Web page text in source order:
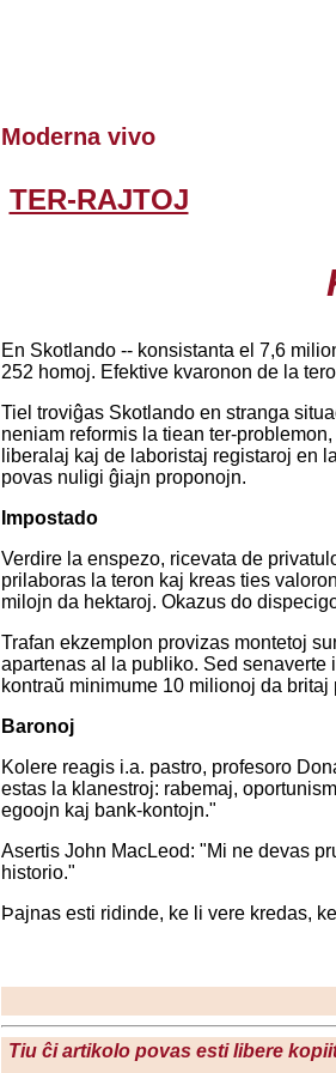
Moderna vivo
TER-RAJTOJ
En Skotlando -- konsistanta el 7,6
252 homoj. Efektive kvaronon de la
Tiel troviĝas Skotlando en stranga
neniam reformis la tiean ter-
liberalaj kaj de laboristaj registaroj en
povas nuligi ĝiajn proponojn.
Impostado
Verdire la enspezo, ricevata de
prilaboras la teron kaj kreas ties
milojn da hektaroj. Okazus do
Trafan ekzemplon provizas montetoj
apartenas al la publiko. Sed
kontraŭ minimume 10 milionoj da
Baronoj
Kolere reagis i.a. pastro, profesoro
estas la klanestroj: rabemaj,
egoojn kaj bank-kontojn."
Asertis John MacLeod: "Mi ne devas
historio."
Þajnas esti ridinde, ke li vere kredas,
Tiu ĉi artikolo povas esti libere